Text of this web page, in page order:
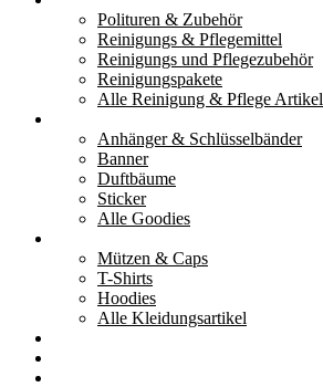
Polituren & Zubehör
Reinigungs & Pflegemittel
Reinigungs und Pflegezubehör
Reinigungspakete
Alle Reinigung & Pflege Artikel
Anhänger & Schlüsselbänder
Banner
Duftbäume
Sticker
Alle Goodies
Mützen & Caps
T-Shirts
Hoodies
Alle Kleidungsartikel